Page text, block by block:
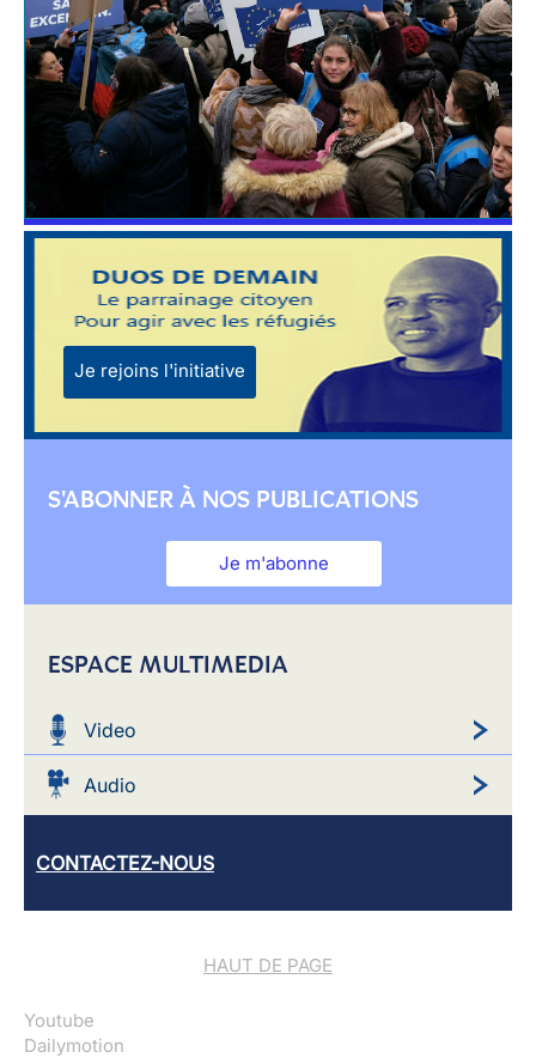
Je rejoins l'initiative
S'ABONNER À NOS PUBLICATIONS
Je m'abonne
ESPACE MULTIMEDIA
Video
Audio
CONTACTEZ-NOUS
HAUT DE PAGE
Youtube
Dailymotion